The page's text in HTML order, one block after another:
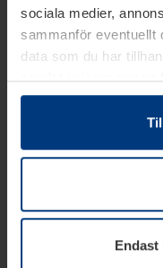
sociala medier,
sammanför eventuellt
data som du har
samlat in inom ramen
Juridiskt kan vi lagra
absolut nödvändiga
godkännande kan du
informationen om
vår webbplats.
Endast